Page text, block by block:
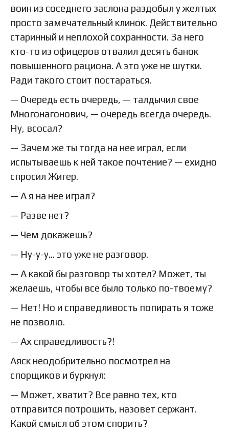
воин из соседнего заслона раздобыл у желтых
просто замечательный клинок. Действительно
старинный и неплохой сохранности. За него
кто-то из офицеров отвалил десять банок
повышенного рациона. А это уже не шутки.
Ради такого стоит постараться.
— Очередь есть очередь, — талдычил свое
Многонагонович, — очередь всегда очередь.
Ну, всосал?
— Зачем же ты тогда на нее играл, если
испытываешь к ней такое почтение? — ехидно
спросил Жигер.
— А я на нее играл?
— Разве нет?
— Чем докажешь?
— Ну-у-у… это уже не разговор.
— А какой бы разговор ты хотел? Может, ты
желаешь, чтобы все было только по-твоему?
— Нет! Но и справедливость попирать я тоже
не позволю.
— Ах справедливость?!
Аяск неодобрительно посмотрел на
спорщиков и буркнул:
— Может, хватит? Все равно тех, кто
отправится потрошить, назовет сержант.
Какой смысл об этом спорить?